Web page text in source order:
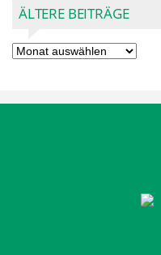
ÄLTERE BEITRÄGE
Ältere